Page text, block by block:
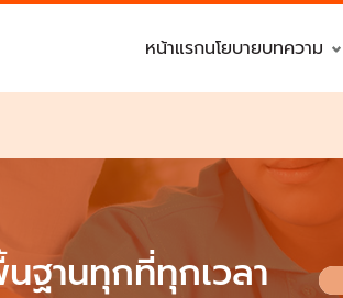
หน้าแรกนโยบายบทความ
ฐานทุกที่ทุกเวลา